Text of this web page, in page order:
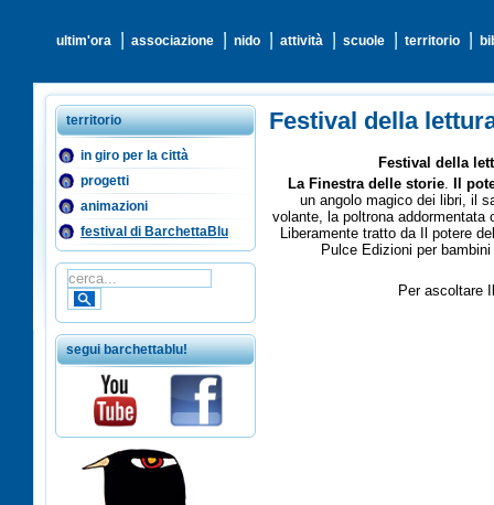
ultim'ora associazione nido attività scuole territorio
territorio
in giro per la città
progetti
animazioni
festival di BarchettaBlu
segui barchettablu!
Festival della
Festival della
La Finestra delle storie.
Il
un angolo magico dei libri, il
volante, la poltrona addormentata
Liberamente tratto da Il potere
Pulce Edizioni per
Per ascoltare